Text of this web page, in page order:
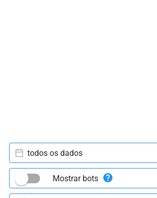
todos os dados
Mostrar bots